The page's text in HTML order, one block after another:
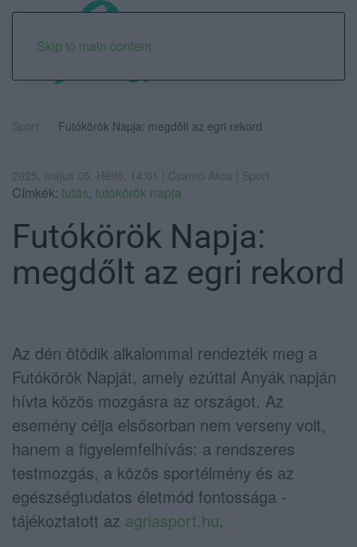
Skip to main content
Sport Futókörök Napja: megdőlt az egri rekord
2025. május 05. Hétfő, 14:01 | Csarnó Ákos | Sport
Címkék: futás, futókörök napja
Futókörök Napja:
megdőlt az egri rekord
Az dén ötödik alkalommal rendezték meg a
Futókörök Napját, amely ezúttal Anyák napján
hívta közös mozgásra az országot. Az
esemény célja elsősorban nem verseny volt,
hanem a figyelemfelhívás: a rendszeres
testmozgás, a közös sportélmény és az
egészségtudatos életmód fontossága -
tájékoztatott az agriasport.hu.